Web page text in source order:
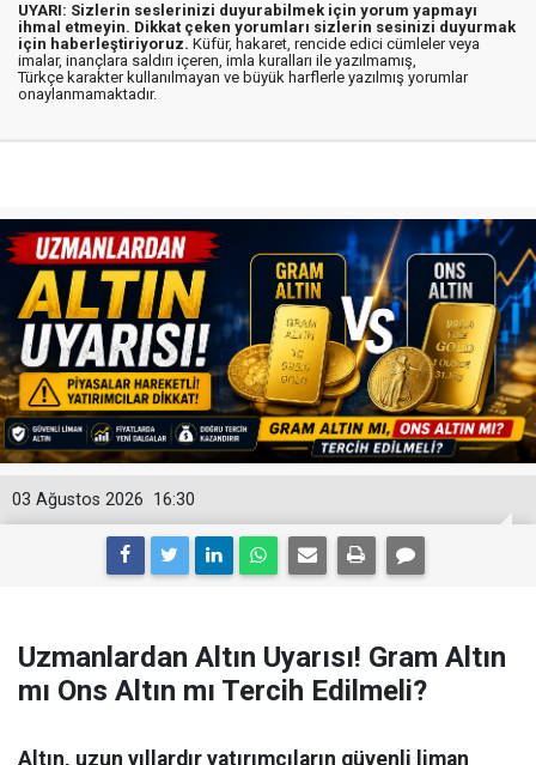
UYARI: Sizlerin seslerinizi duyurabilmek için yorum yapmayı
ihmal etmeyin. Dikkat çeken yorumları sizlerin sesinizi duyurmak
için haberleştiriyoruz. Küfür, hakaret, rencide edici cümleler veya
imalar, inançlara saldırı içeren, imla kuralları ile yazılmamış,
Türkçe karakter kullanılmayan ve büyük harflerle yazılmış yorumlar
onaylanmamaktadır.
16:30
03 Ağustos 2026
Uzmanlardan Altın Uyarısı! Gram Altın
mı Ons Altın mı Tercih Edilmeli?
Altın, uzun yıllardır yatırımcıların güvenli liman